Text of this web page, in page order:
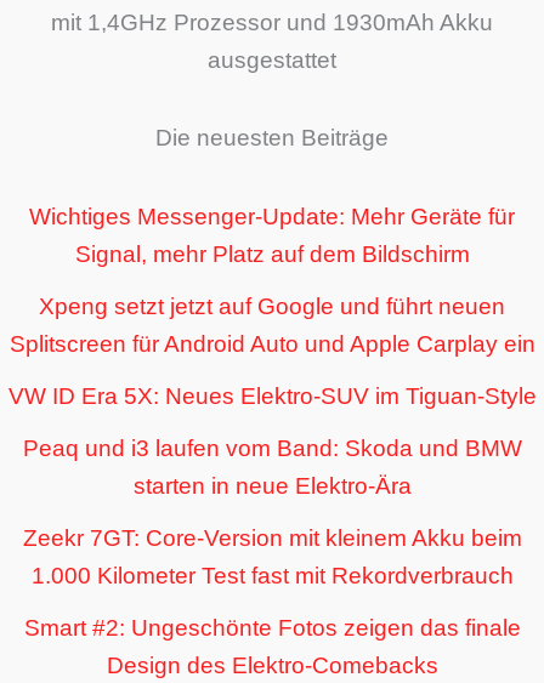
mit 1,4GHz Prozessor und 1930mAh Akku
ausgestattet
Die neuesten Beiträge
Wichtiges Messenger-Update: Mehr Geräte für
Signal, mehr Platz auf dem Bildschirm
Xpeng setzt jetzt auf Google und führt neuen
Splitscreen für Android Auto und Apple Carplay ein
VW ID Era 5X: Neues Elektro-SUV im Tiguan-Style
Peaq und i3 laufen vom Band: Skoda und BMW
starten in neue Elektro-Ära
Zeekr 7GT: Core-Version mit kleinem Akku beim
1.000 Kilometer Test fast mit Rekordverbrauch
Smart #2: Ungeschönte Fotos zeigen das finale
Design des Elektro-Comebacks